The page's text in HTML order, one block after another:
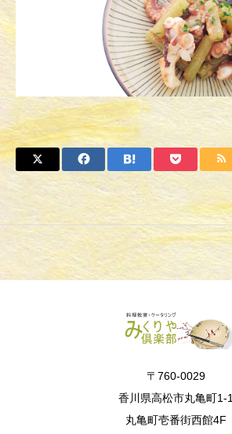
〒760-0029
香川県高松市丸亀町1-1
丸亀町壱番街西館4F